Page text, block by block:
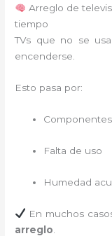
Arreglo de
tiempo
TVs que no se
encenderse.
Esto pasa por:
Falta de uso
Humedad
En muchos
arreglo